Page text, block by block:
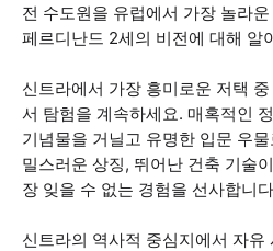
전 수도원을 유럽에서 가장 놀라
페르디난드 2세의 비전에 대해 알
신트라에서 가장 흥미로운 저택
서 탐험을 계속하세요. 매혹적인
기념물을 거닐고 유명한 입문 우
밀스러운 상징, 뛰어난 건축 기술
장 잊을 수 없는 경험을 선사합니
신트라의 역사적 중심지에서 자유